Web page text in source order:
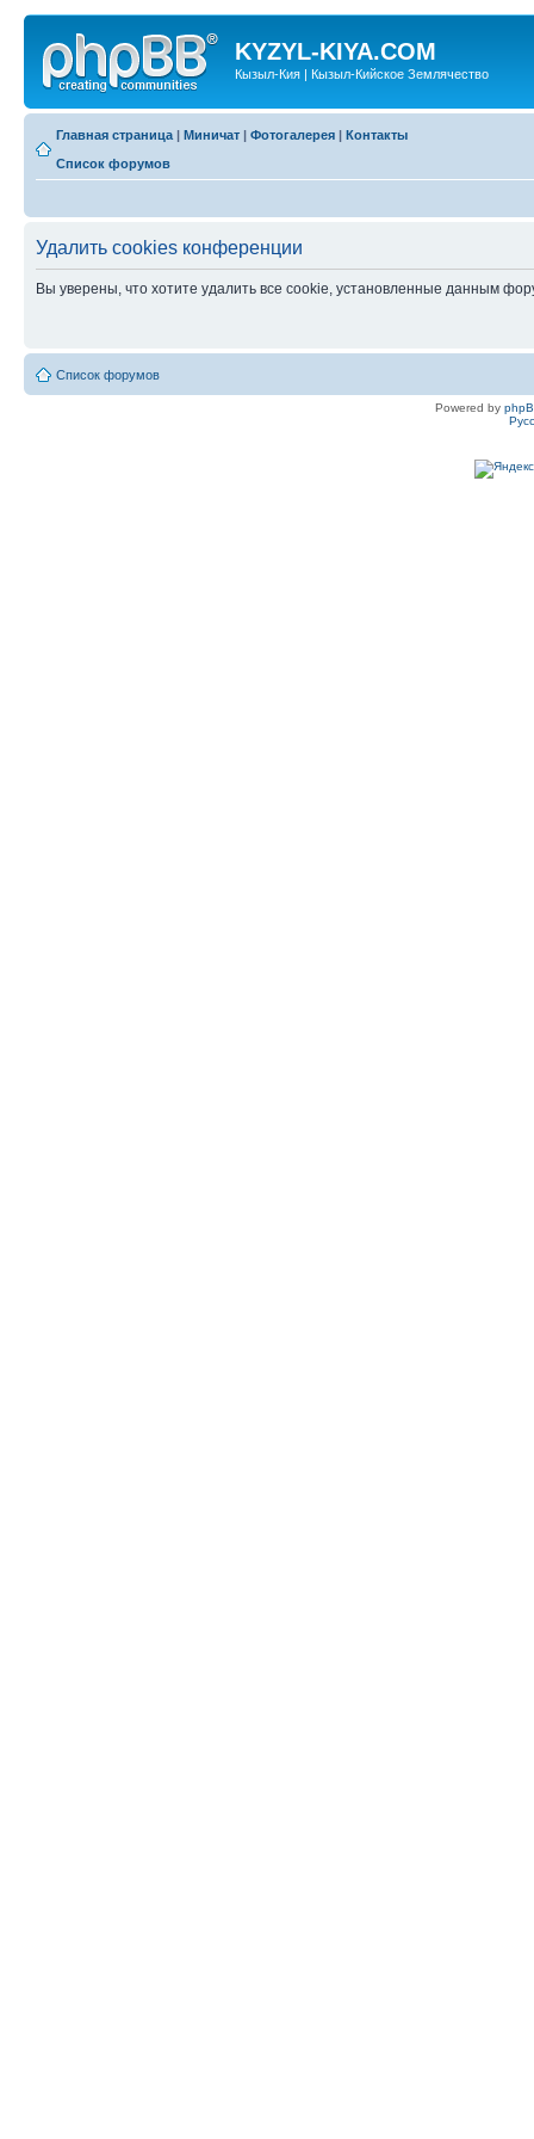
KYZYL-KIYA.COM
Кызыл-Кия | Кызыл-Кийское Землячество
Главная страница | Миничат | Фотогалерея | Контакты
Список форумов
Удалить cookies конференции
Вы уверены, что хотите удалить все cookie, установленные данным
Список форумов
Powered by